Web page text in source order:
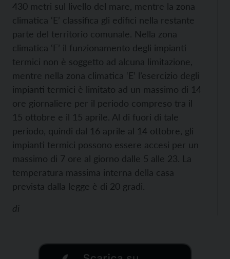
430 metri sul livello del mare, mentre la zona
climatica ‘E’ classifica gli edifici nella restante
parte del territorio comunale. Nella zona
climatica ‘F’ il funzionamento degli impianti
termici non è soggetto ad alcuna limitazione,
mentre nella zona climatica ‘E’ l’esercizio degli
impianti termici è limitato ad un massimo di 14
ore giornaliere per il periodo compreso tra il
15 ottobre e il 15 aprile. Al di fuori di tale
periodo, quindi dal 16 aprile al 14 ottobre, gli
impianti termici possono essere accesi per un
massimo di 7 ore al giorno dalle 5 alle 23. La
temperatura massima interna della casa
prevista dalla legge è di 20 gradi.
di